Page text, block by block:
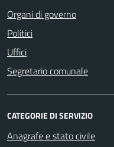
Organi di governo
Politici
Uffici
Segretario comunale
CATEGORIE DI SERVIZIO
Anagrafe e stato civile